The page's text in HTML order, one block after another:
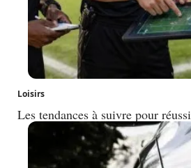
Loisirs
Les tendances à suivre pour